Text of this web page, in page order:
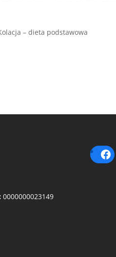
– dieta podstawowa
0000000023149